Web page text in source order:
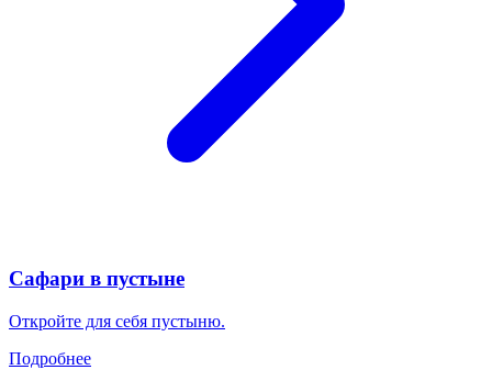
Сафари в пустыне
Откройте для себя пустыню.
Подробнее